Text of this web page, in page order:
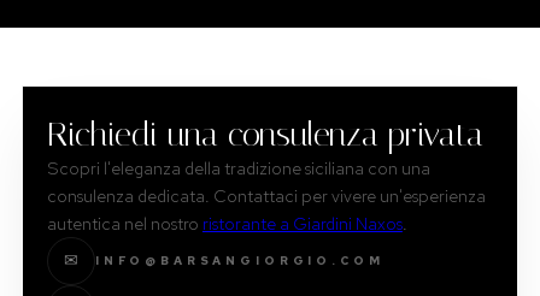
Richiedi una consulenza privata
Scopri l'eleganza della tradizione siciliana con una
consulenza dedicata. Contattaci per vivere un'esperienza
autentica nel nostro ristorante a Giardini Naxos.
✉ INFO@BARSANGIORGIO.COM